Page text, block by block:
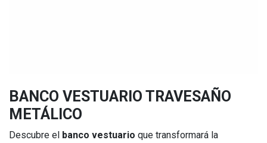
BANCO VESTUARIO TRAVESAÑO
METÁLICO
Descubre el banco vestuario que transformará la